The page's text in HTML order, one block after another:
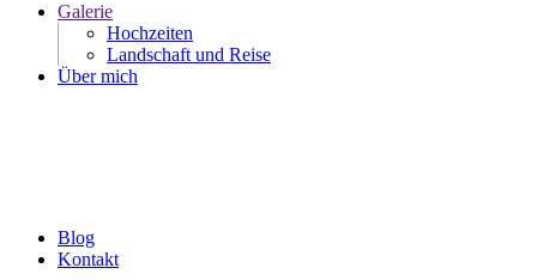
Galerie
Hochzeiten
Landschaft und Reise
Über mich
Blog
Kontakt